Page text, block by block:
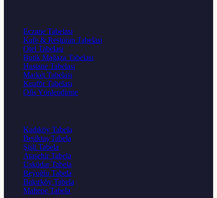
Eczane Tabelası
Kafe & Restoran Tabelası
Otel Tabelası
Butik Mağaza Tabelası
Hastane Tabelası
Market Tabelası
Kuaför Tabelası
Ofis Yönlendirme
Kadıköy Tabela
Beşiktaş Tabela
Şişli Tabela
Ataşehir Tabela
Üsküdar Tabela
Beyoğlu Tabela
Bakırköy Tabela
Maltepe Tabela